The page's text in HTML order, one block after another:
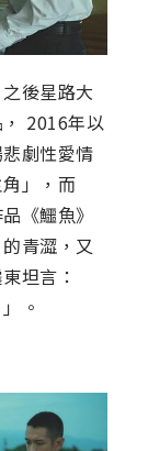
後星路大
2016年以
劇性愛情
」，而
《鱷魚》
青澀，又
坦言：
。